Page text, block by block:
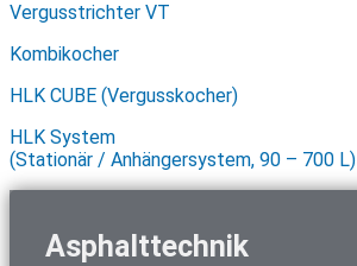
Vergusstrichter VT
Kombikocher
HLK CUBE (Vergusskocher)
HLK System
(Stationär / Anhängersystem, 90 – 700 L)
Asphalttechnik